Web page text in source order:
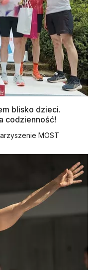
blisko dzieci.
codzienność!
MOST